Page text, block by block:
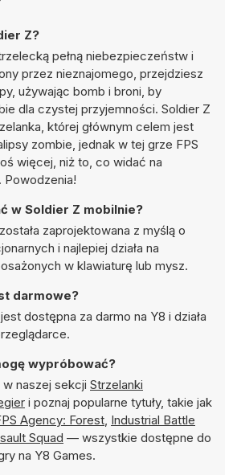
Z?
pełną niebezpieczeństw i
przez nieznajomego, przejdziesz
używając bomb i broni, by
dla czystej przyjemności. Soldier Z
której głównym celem jest
zombie, jednak w tej grze FPS
więcej, niż to, co widać na
Powodzenia!
w Soldier Z mobilnie?
zaprojektowana z myślą o
i najlepiej działa na
w klawiaturę lub mysz.
darmowe?
dostępna za darmo na Y8 i działa
wypróbować?
naszej sekcji Strzelanki
i poznaj popularne tytuły, takie jak
Agency: Forest, Industrial Battle
Squad — wszystkie dostępne do
na Y8 Games.